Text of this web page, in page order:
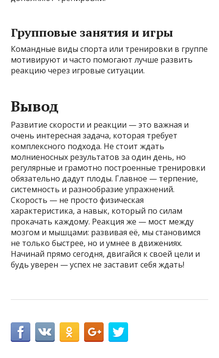
Групповые занятия и игры
Командные виды спорта или тренировки в группе
мотивируют и часто помогают лучше развить
реакцию через игровые ситуации.
Вывод
Развитие скорости и реакции — это важная и
очень интересная задача, которая требует
комплексного подхода. Не стоит ждать
молниеносных результатов за один день, но
регулярные и грамотно построенные тренировки
обязательно дадут плоды. Главное — терпение,
системность и разнообразие упражнений.
Скорость — не просто физическая
характеристика, а навык, который по силам
прокачать каждому. Реакция же — мост между
мозгом и мышцами: развивая её, мы становимся
не только быстрее, но и умнее в движениях.
Начинай прямо сегодня, двигайся к своей цели и
будь уверен — успех не заставит себя ждать!